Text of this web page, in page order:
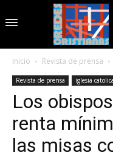
Inicio Revista de prensa
Revista de prensa iglesia catolica
Los
renta
las misas